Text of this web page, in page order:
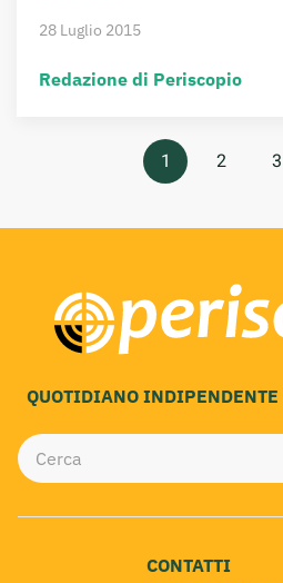
28 Luglio 2015
Redazione di Periscopio
1 2 3
QUOTIDIANO INDIPENDENTE
CONTATTI